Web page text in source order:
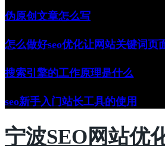
伪原创文章怎么写
怎么做好seo优化让网站关键词页
搜索引擎的工作原理是什么
seo新手入门站长工具的使用
宁波SEO网站优